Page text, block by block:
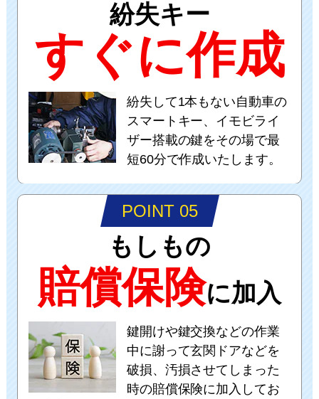
紛失キー
すぐに作成
紛失して1本もない自動車の
スマートキー、イモビライ
ザー搭載の鍵をその場で最
短60分で作成いたします。
POINT 05
もしもの
賠償保険に加入
鍵開けや鍵交換などの作業
中に謝って玄関ドアなどを
破損、汚損させてしまった
時の賠償保険に加入してお